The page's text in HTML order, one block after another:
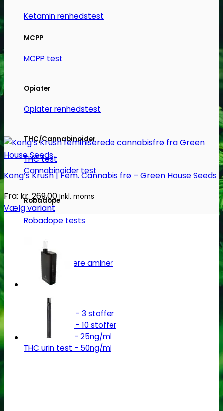
Ketamin renhedstest
MCPP
MCPP test
Opiater
Opiater renhedstest
THC/Cannabinoider
THC test
Cannabinoider test
Robadope
Robadope tests
Simons tests
Test af primære aminer
Multi urin test - 3 stoffer
Multi urin test - 10 stoffer
THC urin test - 25ng/ml
THC urin test - 50ng/ml
varesiden
Kong’s Krush | Fem. Cannabis frø – Green House Seeds
Fra: kr.269.00 Inkl. moms
Vælg variant
Dette
har
flere
Mulighederne
kan
vælges
på
varesiden